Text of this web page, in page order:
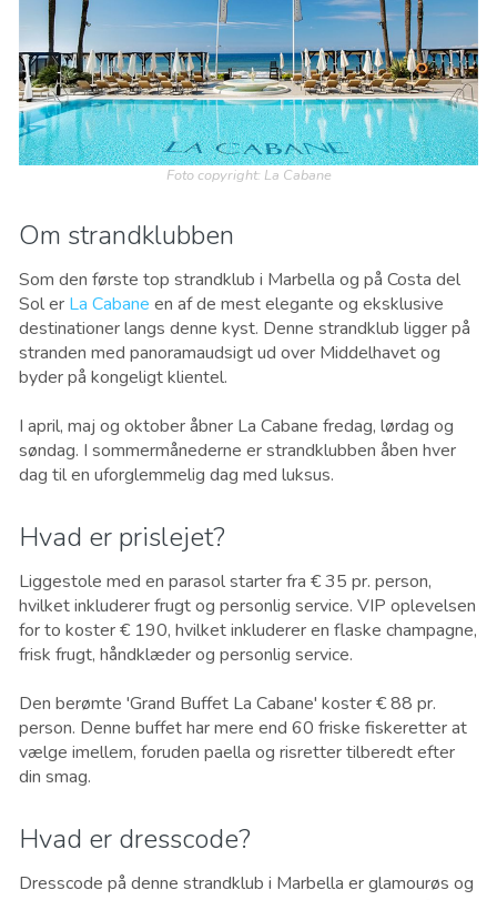
Foto copyright: La Cabane
Om strandklubben
Som den første top strandklub i Marbella og på Costa del
Sol er La Cabane en af ​​de mest elegante og eksklusive
destinationer langs denne kyst. Denne strandklub ligger på
stranden med panoramaudsigt ud over Middelhavet og
byder på kongeligt klientel.
I april, maj og oktober åbner La Cabane fredag, lørdag og
søndag. I sommermånederne er strandklubben åben hver
dag til en uforglemmelig dag med luksus.
Hvad er prislejet?
Liggestole med en parasol starter fra € 35 pr. person,
hvilket inkluderer frugt og personlig service. VIP oplevelsen
for to koster € 190, hvilket inkluderer en flaske champagne,
frisk frugt, håndklæder og personlig service.
Den berømte 'Grand Buffet La Cabane' koster € 88 pr.
person. Denne buffet har mere end 60 friske fiskeretter at
vælge imellem, foruden paella og risretter tilberedt efter
din smag.
Hvad er dresscode?
Dresscode på denne strandklub i Marbella er glamourøs og